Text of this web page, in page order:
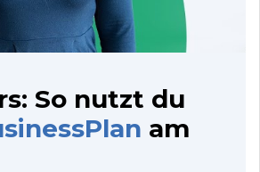
So nutzt du
am